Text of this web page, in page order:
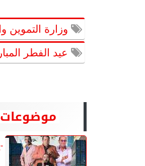
وزارة التموين
عيد الفطر